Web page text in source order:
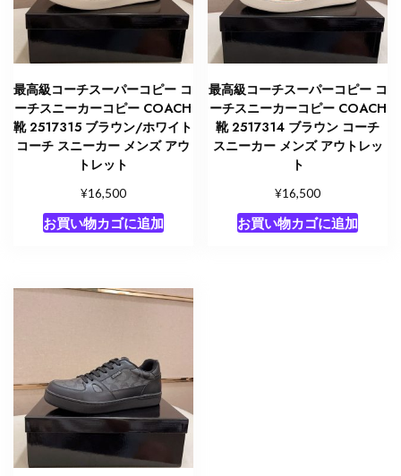
最高級コーチスーパーコピー コ
ーチスニーカーコピー COACH
靴 2517315 ブラウン/ホワイト
コーチ スニーカー メンズ アウ
トレット
¥16,500
お買い物カゴに追加
最高級コーチスーパーコピー コ
ーチスニーカーコピー COACH
靴 2517314 ブラウン コーチ
スニーカー メンズ アウトレッ
ト
¥16,500
お買い物カゴに追加